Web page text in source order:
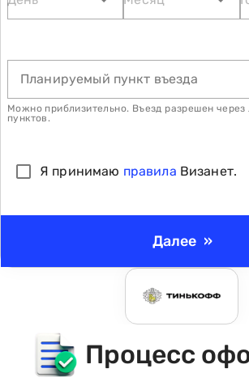
Планируемый пункт въезда
Можно приблизительно. Въезд разрешен через
пунктов.
Я принимаю правила Визанет.
Далее »
Процесс